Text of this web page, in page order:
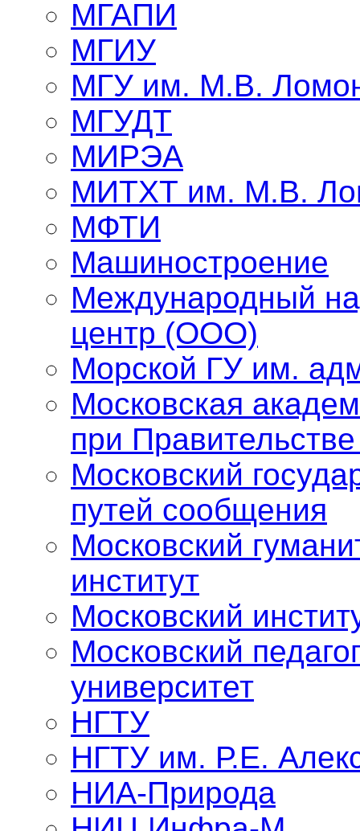
МГАПИ
МГИУ
МГУ им. М.В.
МГУДТ
МИРЭА
МИТХТ им. М.В.
МФТИ
Машиностроение
Международный
центр (ООО)
Морской ГУ им.
Московская
при
Московский
путей сообщения
Московский
институт
Московский
Московский
университет
НГТУ
НГТУ им. Р.Е.
НИА-Природа